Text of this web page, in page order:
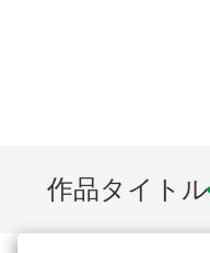
作品タイトル